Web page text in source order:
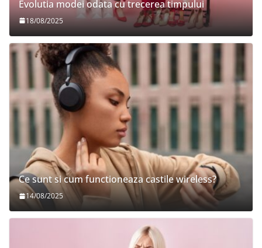
Evolutia modei odata cu trecerea timpului
18/08/2025
Ce sunt si cum functioneaza castile wireless?
14/08/2025